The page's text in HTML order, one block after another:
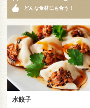
どんな食材にも合う！
水餃子